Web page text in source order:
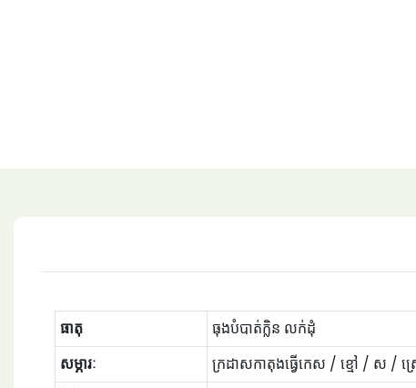
ធាតុ
ធុងបំបាត់ក្លិន លក់ដុំ
សម្ភារៈ
ក្រដាសកាតុងធ្វើកេស / ខ្មៅ / ស /